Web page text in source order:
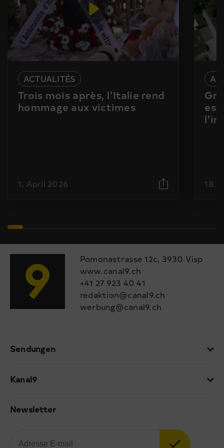
ACTUALITÉS
Trois mois après, l’Italie rend
hommage aux victimes
1. April 2026
est
18.
Pomonastrasse 12c, 3930 Visp
www.canal9.ch
+41 27 923 40 41
redaktion@canal9.ch
werbung@canal9.ch
Sendungen
Kanal9
Newsletter